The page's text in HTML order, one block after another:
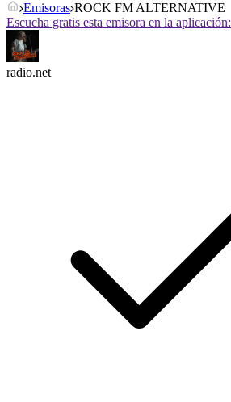
Emisoras ROCK FM ALTERNATIVE
Escucha gratis esta emisora en la aplicación:
radio.net